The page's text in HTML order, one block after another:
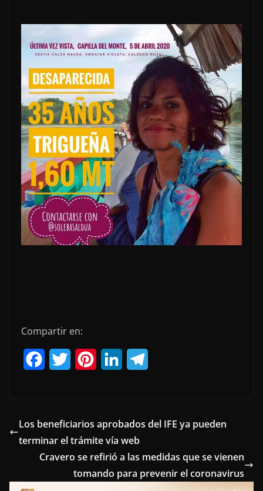
Compartir en:
e
b
o
o
t
t
e
r
t
e
r
e
k
e
d
I
e
r
a
Los beneficiarios aprobados del IFE ya pueden
terminar el trámite vía web
Cravero se refirió a las medidas que se vienen
tomando para prevenir el coronavirus